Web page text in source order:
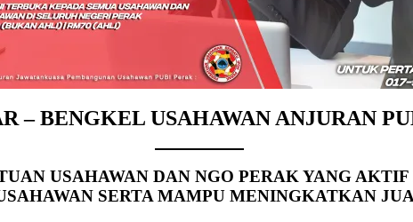
– BENGKEL USAHAWAN ANJURAN
USAHAWAN DAN NGO PERAK YANG
SERTA MAMPU MENINGKATKAN